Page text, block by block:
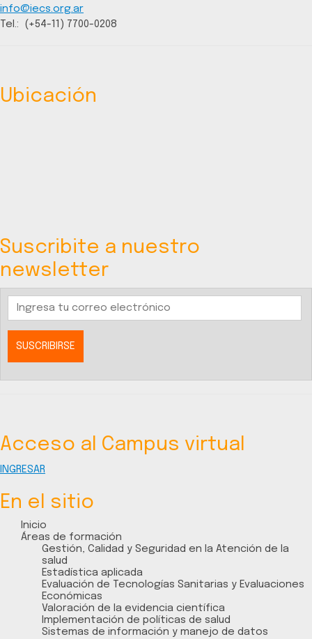
info@iecs.org.ar
Tel.: (+54-11) 7700-0208
Ubicación
Suscribite a nuestro
newsletter
Acceso al Campus virtual
INGRESAR
En el sitio
Inicio
Áreas de formación
Gestión, Calidad y Seguridad en la Atención de la
salud
Estadística aplicada
Evaluación de Tecnologías Sanitarias y Evaluaciones
Económicas
Valoración de la evidencia científica
Implementación de políticas de salud
Sistemas de información y manejo de datos